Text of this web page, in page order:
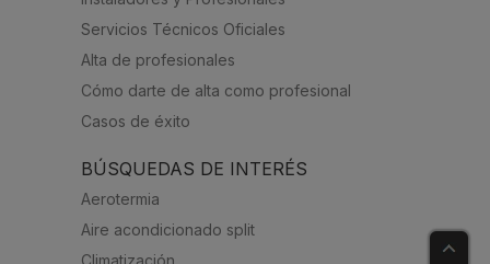
Servicios Técnicos Oficiales
Alta de profesionales
Cómo darte de alta como profesional
Casos de éxito
BÚSQUEDAS DE INTERÉS
Aerotermia
Aire acondicionado split
Climatización